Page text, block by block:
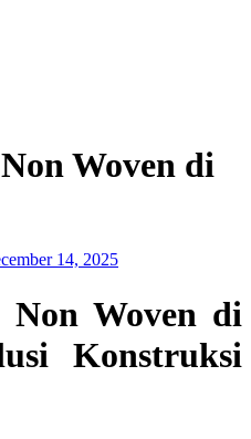
Woven di
14, 2025
Non Woven di
Konstruksi